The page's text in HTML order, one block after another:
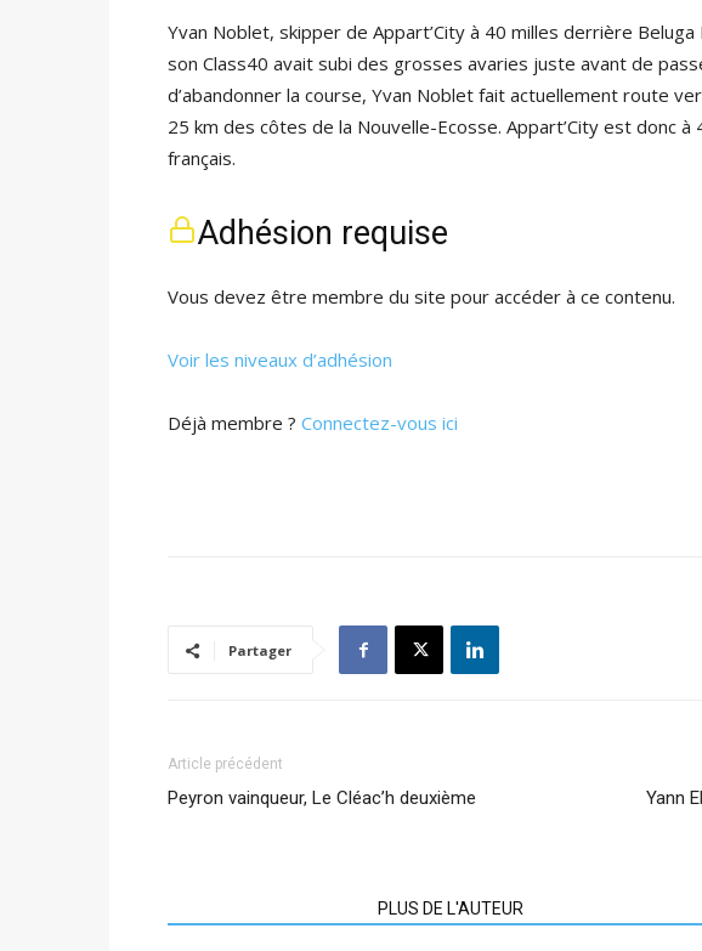
Yvan Noblet, skipper de Appart’City à 40 milles derrière
son Class40 avait subi des grosses avaries juste avant de
d’abandonner la course, Yvan Noblet fait actuellement route
25 km des côtes de la Nouvelle-Ecosse. Appart’City est donc
français.
Adhésion requise
Vous devez être membre du site pour accéder à ce contenu.
Voir les niveaux d’adhésion
Déjà membre ? Connectez-vous ici
Partager
Article précédent
Peyron vainqueur, Le Cléac’h deuxième
Yann
PLUS DE L'AUTEUR